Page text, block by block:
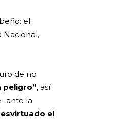
el
Nacional,
de no
peligro”, así
-ante la
el